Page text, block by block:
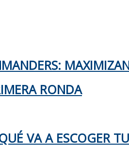
RONDA
VA A ESCOGER